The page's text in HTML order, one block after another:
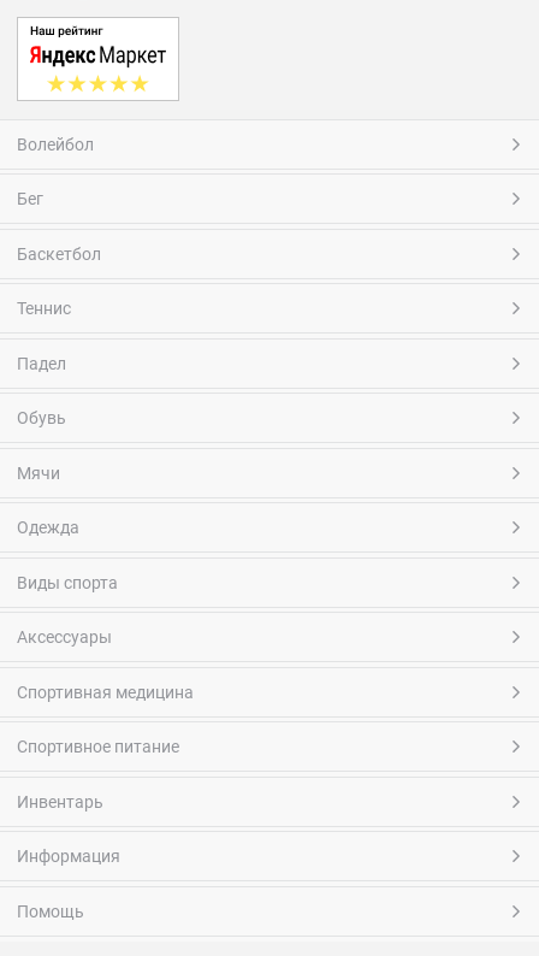
Волейбол
Бег
Баскетбол
Теннис
Падел
Обувь
Мячи
Одежда
Виды спорта
Аксессуары
Спортивная медицина
Спортивное питание
Инвентарь
Информация
Помощь